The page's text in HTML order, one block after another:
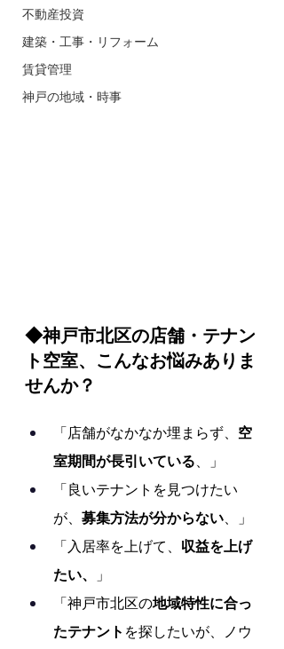
不動産投資
建築・工事・リフォーム
賃貸管理
神戸の地域・時事
◆神戸市北区の店舗・テナン
ト空室、こんなお悩みありま
せんか？
「店舗がなかなか埋まらず、 空
室期間が長引いている、」
「良いテナントを見つけたい
が、 募集方法が分からない、」
「入居率を上げて、 収益を上げ
たい、 」
「神戸市北区の地域特性に合っ
たテナント を探したいが、ノウ